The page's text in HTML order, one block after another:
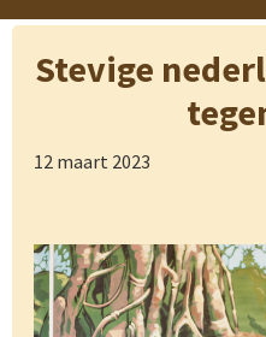
Stevige
12 maart 2023